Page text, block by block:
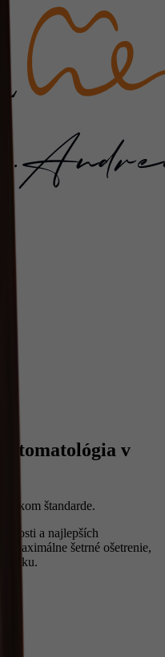
stomatológia v
štandarde.
a najlepších
maximálne šetrné ošetrenie,